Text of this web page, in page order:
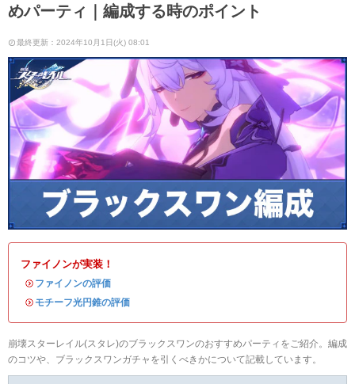
めパーティ｜編成する時のポイント
最終更新：2024年10月1日(火) 08:01
ファイノンが実装！
・ ファイノンの評価
・ モチーフ光円錐の評価
崩壊スターレイル(スタレ)のブラックスワンのおすすめパーティをご紹介。編成
のコツや、ブラックスワンガチャを引くべきかについて記載しています。